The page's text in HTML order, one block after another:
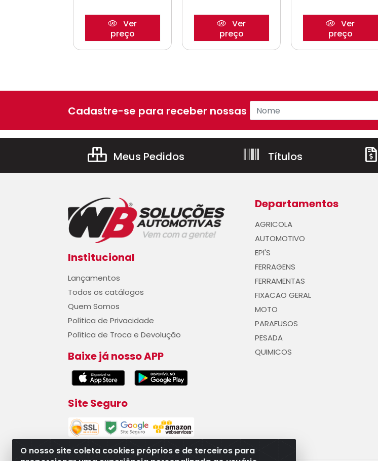
Ver
preço
Ver
preço
Ver
preço
O nosso site coleta cookies próprios e de terceiros para
Cadastre-se para receber nossas ofertas!
Meus Pedidos Títulos
Institucional
Lançamentos
Todos os catálogos
Quem Somos
Política de Privacidade
Política de Troca e Devolução
Baixe já nosso APP
Site Seguro
Departamentos
AGRICOLA
AUTOMOTIVO
EPI'S
FERRAGENS
FERRAMENTAS
FIXACAO GERAL
MOTO
PARAFUSOS
PESADA
QUIMICOS